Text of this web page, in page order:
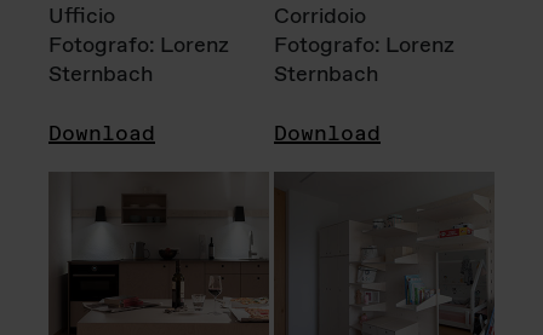
Ufficio
Fotografo: Lorenz
Sternbach
Download
Corridoio
Fotografo: Lorenz
Sternbach
Download